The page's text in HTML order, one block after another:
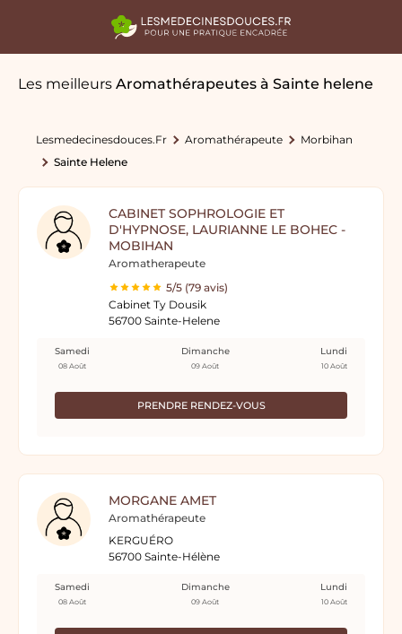
Les meilleurs Aromathérapeutes à Sainte helene
Lesmedecinesdouces.fr Aromathérapeute
Morbihan
Sainte Helene
CABINET SOPHROLOGIE ET
D'HYPNOSE, LAURIANNE LE BOHEC -
MOBIHAN
Aromatherapeute
5/5 (79 avis)
Cabinet Ty Dousik
56700 Sainte-Helene
PRENDRE RENDEZ-VOUS
Samedi
08 Août
Dimanche
09 Août
Lundi
10 Août
MORGANE AMET
Aromathérapeute
KERGUÉRO
56700 Sainte-Hélène
Samedi
08 Août
Dimanche
09 Août
Lundi
10 Août